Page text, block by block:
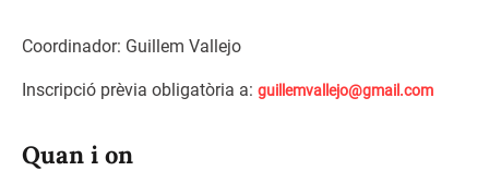
Coordinador: Guillem Vallejo
Inscripció prèvia obligatòria a: guillemvallejo@gmail.com
Quan i on